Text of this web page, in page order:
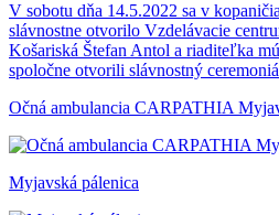
V sobotu dňa 14.5.2022 sa v
slávnostne otvorilo Vzdelávacie
Košariská Štefan Antol a riaditeľka
spoločne otvorili slávnostný
Očná ambulancia CARPATHIA
Myjavská pálenica